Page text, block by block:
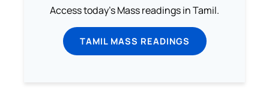
Access today's Mass readings in Tamil.
TAMIL MASS READINGS